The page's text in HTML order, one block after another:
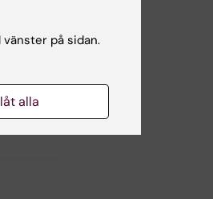
på sidan.
alla